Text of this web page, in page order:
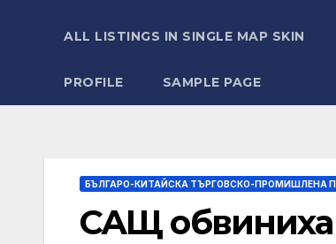
ALL LISTINGS IN SINGLE MAP SKIN
PROFILE SAMPLE PAGE
БЪЛГАРО-КИТАЙСКА ТЪРГОВСКО-ПРОМИШЛЕНА
САЩ обвиниха